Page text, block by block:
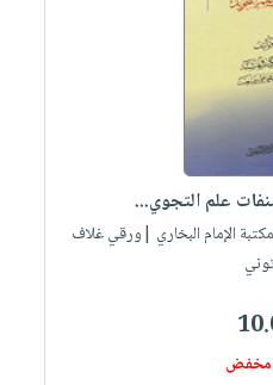
علم التجوي...
الإمام البخاري |ورقي غلاف